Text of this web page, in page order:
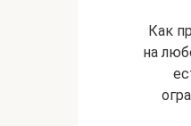
Как
на